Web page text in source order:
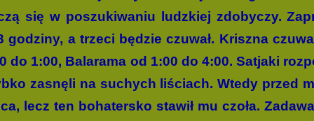
się w poszukiwaniu ludzkiej zdobyczy.
a trzeci będzie czuwał. Kriszna
do 1:00, Balarama od 1:00 do 4:00. Satjaki
zasnęli na suchych liściach. Wtedy przed
lecz ten bohatersko stawił mu czoła.